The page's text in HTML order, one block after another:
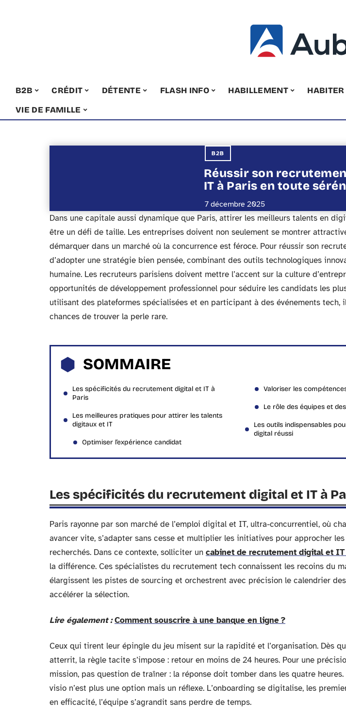
B2B CRÉDIT DÉTENTE FLASH INFO HABILLEMENT HABITER
VIE DE FAMILLE
B2B
Réussir son
IT à Paris en toute
7 décembre 2025
Dans une capitale aussi dynamique que Paris, attirer les meilleurs talents en
être un défi de taille. Les entreprises doivent non seulement se montrer
démarquer dans un marché où la concurrence est féroce. Pour réussir son
d’adopter une stratégie bien pensée, combinant des outils technologiques
humaine. Les recruteurs parisiens doivent mettre l’accent sur la culture
opportunités de développement professionnel pour séduire les candidats les
utilisant des plateformes spécialisées et en participant à des événements tech,
chances de trouver la perle rare.
SOMMAIRE
Les spécificités du recrutement digital et IT à
Paris
Les meilleures pratiques pour attirer les talents
digitaux et IT
Optimiser l’expérience candidat
Valoriser les
Le rôle des équipes et
Les outils indispensables
digital réussi
Les spécificités du recrutement digital et IT à
Paris rayonne par son marché de l’emploi digital et IT, ultra-concurrentiel, où
avancer vite, s’adapter sans cesse et multiplier les initiatives pour approcher
recherchés. Dans ce contexte, solliciter un cabinet de recrutement digital et IT
la différence. Ces spécialistes du recrutement tech connaissent les recoins du
élargissent les pistes de sourcing et orchestrent avec précision le calendrier
accélérer la sélection.
Lire également : Comment souscrire à une banque en ligne ?
Ceux qui tirent leur épingle du jeu misent sur la rapidité et l’organisation. Dès
atterrit, la règle tacite s’impose : retour en moins de 24 heures. Pour une
mission, pas question de traîner : la réponse doit tomber dans les quatre
visio n’est plus une option mais un réflexe. L’onboarding se digitalise, les
en efficacité, l’équipe s’agrandit sans perdre de temps.